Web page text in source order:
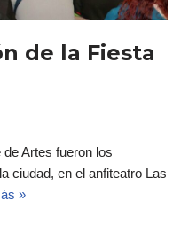
de la Fiesta
Artes fueron los
ciudad, en el anfiteatro Las
»